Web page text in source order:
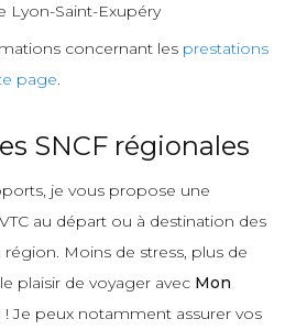
Lyon-Saint-Exupéry
concernant les prestations
page.
SNCF régionales
je vous propose une
au départ ou à destination des
Moins de stress, plus de
plaisir de voyager avec Mon
! Je peux notamment assurer vos